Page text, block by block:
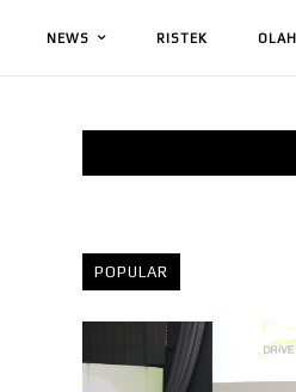
NEWS RISTEK
POPULAR